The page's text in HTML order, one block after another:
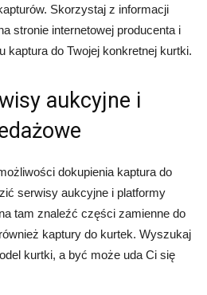
Skorzystaj z informacji
stronie internetowej producenta i
kaptura do Twojej konkretnej kurtki.
aukcyjne i
dokupienia kaptura do
serwisy aukcyjne i platformy
tam znaleźć części zamienne do
kaptury do kurtek. Wyszukaj
kurtki, a być może uda Ci się